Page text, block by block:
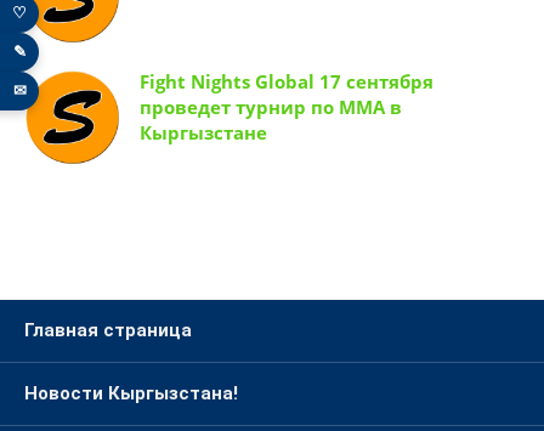
Fight Nights Global 17 сентября
проведет турнир по ММА в
Кыргызстане
Главная страница
Новости Кыргызстана!
♡
✎
✉